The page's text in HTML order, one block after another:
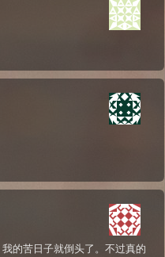
的苦日子就倒头了。不过真的